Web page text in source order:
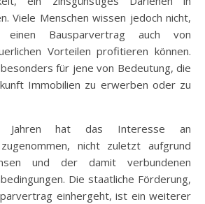
Viele Menschen wissen jedoch nicht,
Bausparvertrag auch von
Vorteilen profitieren können.
für jene von Bedeutung, die
Immobilien zu erwerben oder zu
hat das Interesse an
nicht zuletzt aufgrund
und der damit verbundenen
Die staatliche Förderung,
einhergeht, ist ein weiterer